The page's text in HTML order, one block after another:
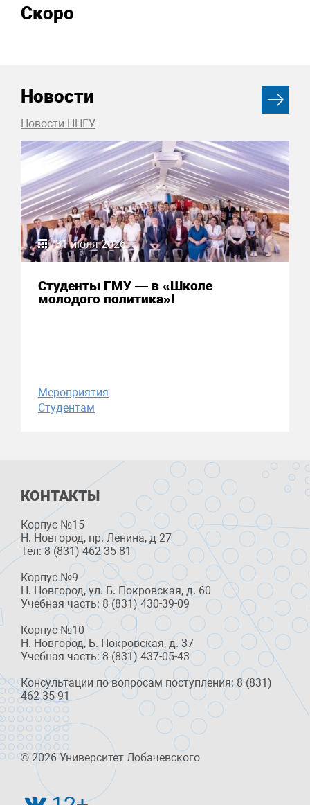
Скоро
Новости
Новости ННГУ
31 июля 2026
Студенты ГМУ — в «Школе
молодого политика»!
Мероприятия
Студентам
КОНТАКТЫ
Корпус №15
Н. Новгород, пр. Ленина, д 27
Тел: 8 (831) 462-35-81
Корпус №9
Н. Новгород, ул. Б. Покровская, д. 60
Учебная часть: 8 (831) 430-39-09
Корпус №10
Н. Новгород, Б. Покровская, д. 37
Учебная часть: 8 (831) 437-05-43
Консультации по вопросам поступления: 8 (831)
462-35-91
© 2026 Университет Лобачевского